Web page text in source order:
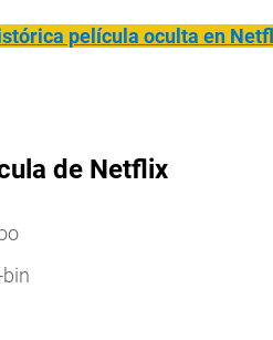
película oculta en
de Netflix